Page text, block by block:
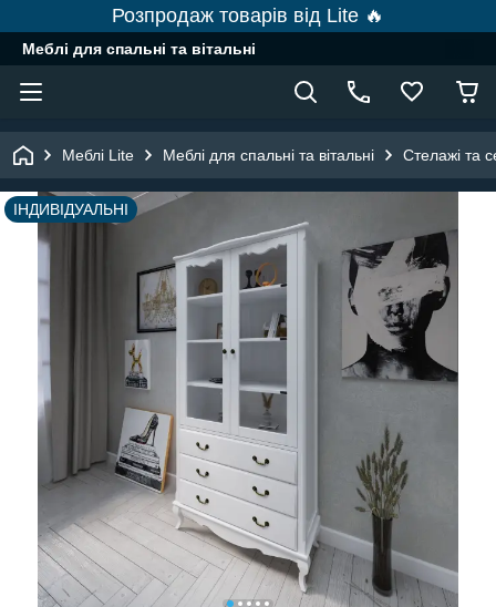
Розпродаж товарів від Lite 🔥
Меблі для спальні та вітальні
Меблі Lite Меблі для спальні та вітальні Стелажі та
ІНДИВІДУАЛЬНІ